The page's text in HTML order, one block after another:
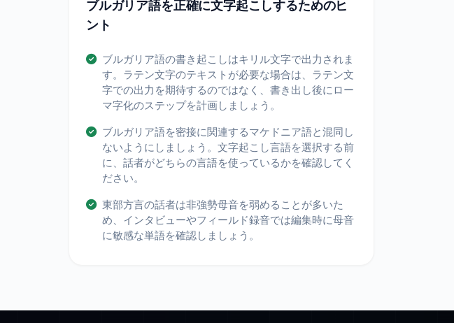
ブルガリア語を正確に文字起こしするためのヒ
ント
ブルガリア語の書き起こしはキリル文字で出力されま
す。ラテン文字のテキストが必要な場合は、ラテン文
字での出力を期待するのではなく、書き出し後にロー
マ字化のステップを計画しましょう。
ブルガリア語を密接に関連するマケドニア語と混同し
ないようにしましょう。文字起こし言語を選択する前
に、話者がどちらの言語を使っているかを確認してく
ださい。
東部方言の話者は非強勢母音を弱めることが多いた
め、インタビューやフィールド録音では編集時に母音
に敏感な単語を確認しましょう。